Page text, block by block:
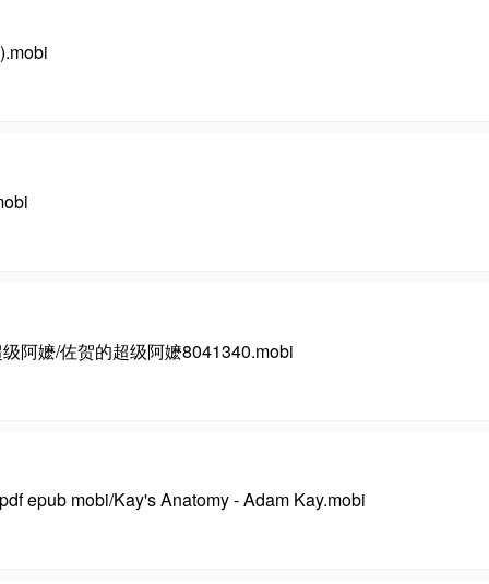
阿嬷/佐贺的超级阿嬷8041340.mobi
epub mobi/Kay's Anatomy - Adam Kay.mobi